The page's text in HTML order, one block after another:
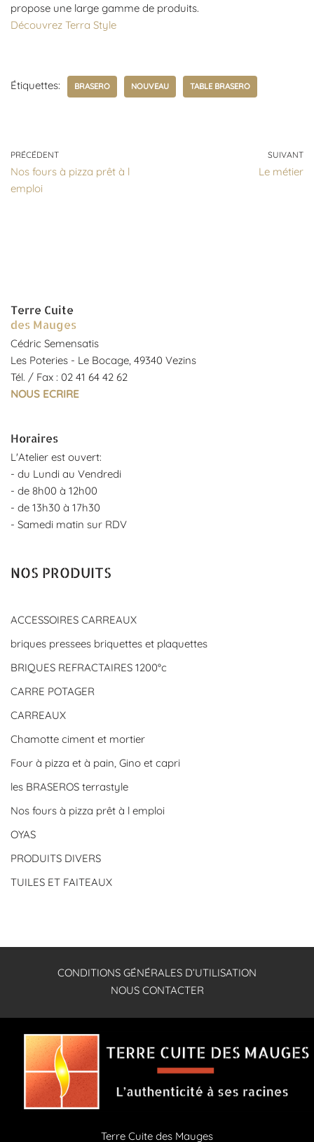
propose une large gamme de produits.
Découvrez Terra Style
Étiquettes: BRASERO NOUVEAU TABLE BRASERO
PRÉCÉDENT
Nos fours à pizza prêt à l
emploi
SUIVANT
Le métier
Terre Cuite
des Mauges
Cédric Semensatis
Les Poteries - Le Bocage, 49340 Vezins
Tél. / Fax : 02 41 64 42 62
NOUS ECRIRE
Horaires
L'Atelier est ouvert:
- du Lundi au Vendredi
- de 8h00 à 12h00
- de 13h30 à 17h30
- Samedi matin sur RDV
NOS PRODUITS
ACCESSOIRES CARREAUX
briques pressees briquettes et plaquettes
BRIQUES REFRACTAIRES 1200°c
CARRE POTAGER
CARREAUX
Chamotte ciment et mortier
Four à pizza et à pain, Gino et capri
les BRASEROS terrastyle
Nos fours à pizza prêt à l emploi
OYAS
PRODUITS DIVERS
TUILES ET FAITEAUX
CONDITIONS GÉNÉRALES D’UTILISATION
NOUS CONTACTER
Terre Cuite des Mauges